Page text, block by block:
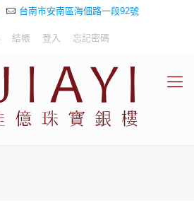
台南市安南區海佃路一段92號
結帳 登入 忘記密碼